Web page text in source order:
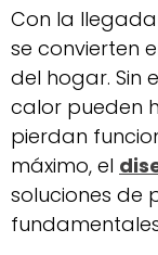
Con la
se convierten
del hogar. Sin
calor pueden
pierdan
máximo, el
soluciones de